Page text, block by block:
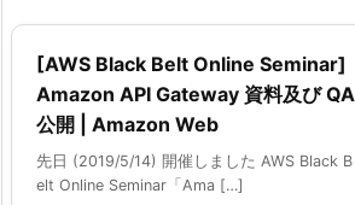
[AWS Black Belt Online Seminar]
Amazon API Gateway 資料及び QA
公開 | Amazon Web
先日 (2019/5/14) 開催しました AWS Black B
elt Online Seminar「Ama […]